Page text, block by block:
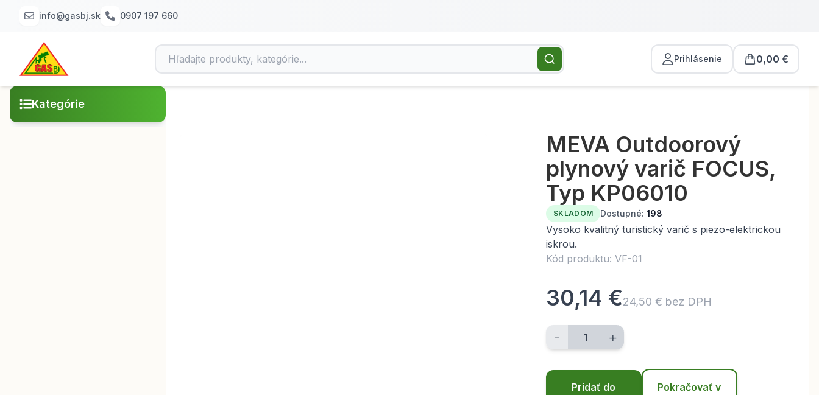
info@gasbj.sk 0907 197 660
Prihlásenie 0,00 €
Kategórie
MEVA Outdoorový
plynový varič FOCUS,
Typ KP06010
SKLADOM Dostupné: 198
Vysoko kvalitný turistický varič s piezo-elektrickou
iskrou.
Kód produktu: VF-01
30,14 €24,50 € bez DPH
- +
Pridať do
Pokračovať v